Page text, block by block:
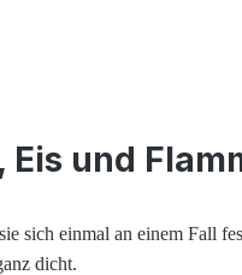
und
sich einmal an einem Fall
dicht.